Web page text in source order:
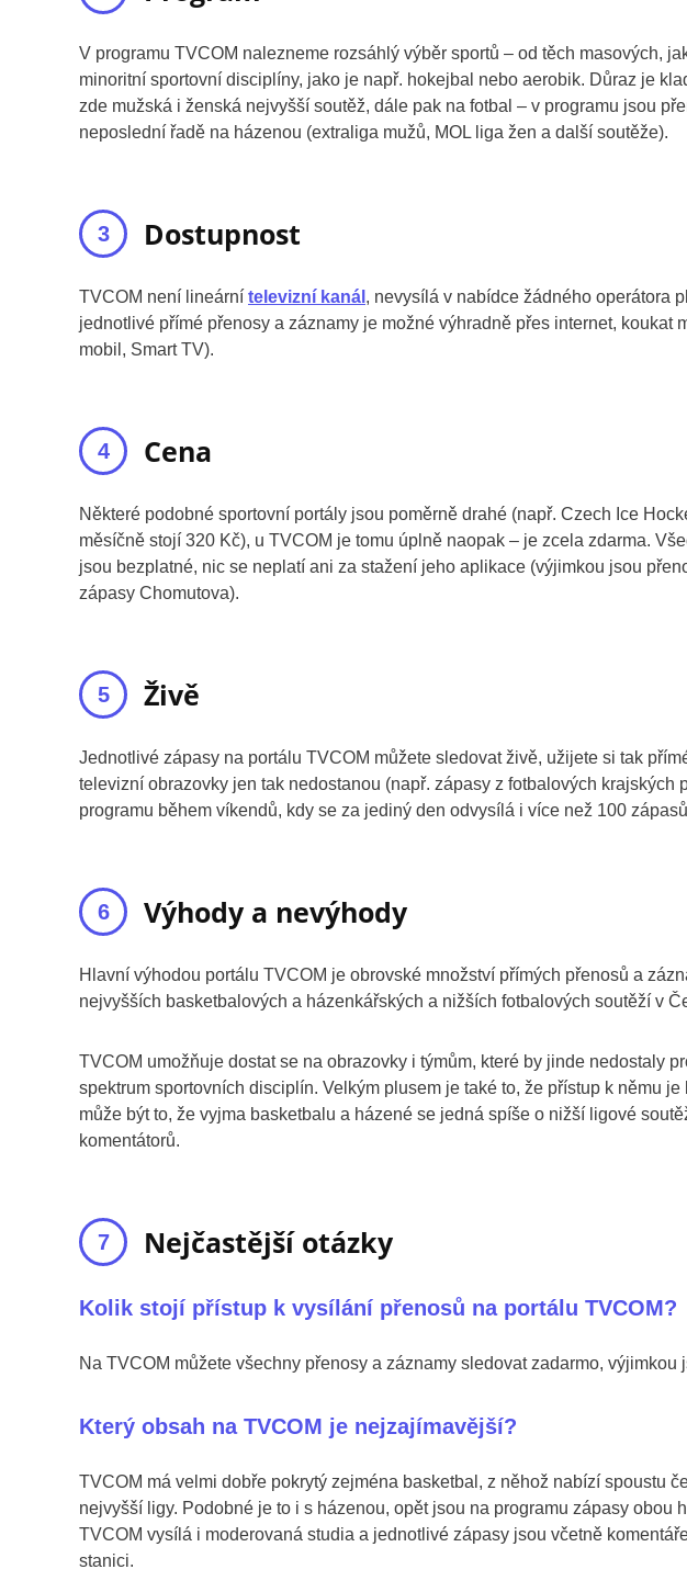
V programu TVCOM nalezneme rozsáhlý výběr sportů – od těch masových,
minoritní sportovní disciplíny, jako je např. hokejbal nebo aerobik. Důraz je
zde mužská i ženská nejvyšší soutěž, dále pak na fotbal – v programu jsou
neposlední řadě na házenou (extraliga mužů, MOL liga žen a další soutěže).
Dostupnost
TVCOM není lineární televizní kanál , nevysílá v nabídce žádného operátora
jednotlivé přímé přenosy a záznamy je možné výhradně přes internet, koukat
mobil, Smart TV).
Cena
Některé podobné sportovní portály jsou poměrně drahé (např. Czech Ice
měsíčně stojí 320 Kč), u TVCOM je tomu úplně naopak – je zcela zdarma.
jsou bezplatné, nic se neplatí ani za stažení jeho aplikace (výjimkou jsou
zápasy Chomutova).
Živě
Jednotlivé zápasy na portálu TVCOM můžete sledovat živě, užijete si tak
televizní obrazovky jen tak nedostanou (např. zápasy z fotbalových krajských
programu během víkendů, kdy se za jediný den odvysílá i více než 100
Výhody a nevýhody
Hlavní výhodou portálu TVCOM je obrovské množství přímých přenosů a
nejvyšších basketbalových a házenkářských a nižších fotbalových soutěží v
TVCOM umožňuje dostat se na obrazovky i týmům, které by jinde nedostaly
spektrum sportovních disciplín. Velkým plusem je také to, že přístup k němu
může být to, že vyjma basketbalu a házené se jedná spíše o nižší ligové
komentátorů.
Nejčastější otázky
Kolik stojí přístup k vysílání přenosů na portálu TVCOM?
Na TVCOM můžete všechny přenosy a záznamy sledovat zadarmo, výjimkou
Který obsah na TVCOM je nejzajímavější?
TVCOM má velmi dobře pokrytý zejména basketbal, z něhož nabízí spoustu
nejvyšší ligy. Podobné je to i s házenou, opět jsou na programu zápasy obou
TVCOM vysílá i moderovaná studia a jednotlivé zápasy jsou včetně
stanici.